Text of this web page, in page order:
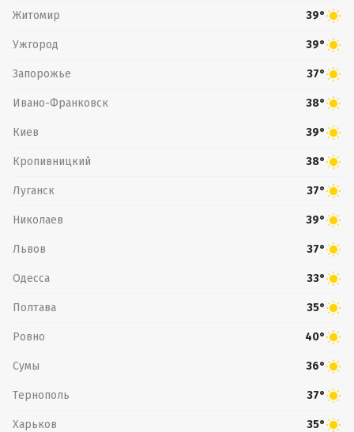
Житомир 39°
Ужгород 39°
Запорожье 37°
Ивано-Франковск 38°
Киев 39°
Кропивницкий 38°
Луганск 37°
Николаев 39°
Львов 37°
Одесса 33°
Полтава 35°
Ровно 40°
Сумы 36°
Тернополь 37°
Харьков 35°